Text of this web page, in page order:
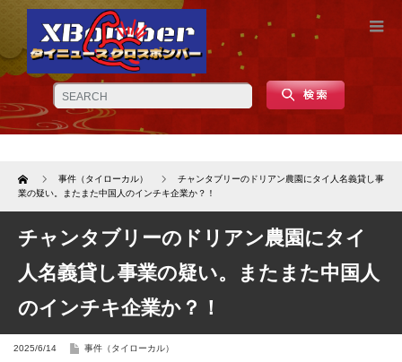
Home 事件（タイローカル）
チャンタブリーのドリアン農園にタイ人名義貸し事
業の疑い。またまた中国人のインチキ企業か？！
チャンタブリーのドリアン農園にタイ
人名義貸し事業の疑い。またまた中国人
のインチキ企業か？！
2025/6/14 事件（タイローカル）